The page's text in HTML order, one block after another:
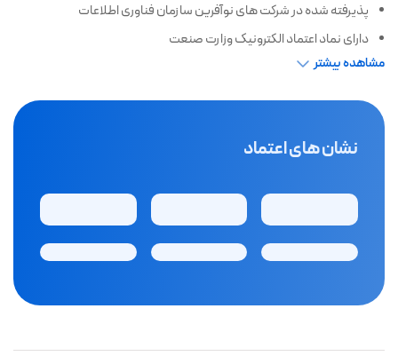
پذیرفته شده در شرکت های نوآفرین سازمان فناوری اطلاعات
دارای نماد اعتماد الکترونیک وزارت صنعت
مشاهده بیشتر
نشان های اعتماد